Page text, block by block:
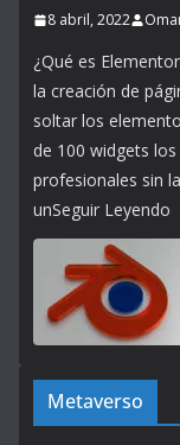
8 abril, 2022
¿Qué es
la creación de
soltar los
de 100 widgets
profesionales sin
unSeguir Leyendo
Metaverso